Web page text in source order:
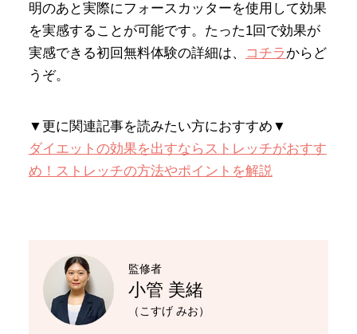
明のあと実際にフォースカッターを使用して効果
を実感することが可能です。たった1回で効果が
実感できる初回無料体験の詳細は、
コチラ からど
うぞ。
▼更に関連記事を読みたい方におすすめ▼
ダイエットの効果を出すならストレッチがおすす
め！ストレッチの方法やポイントを解説
監修者
小管 美緒
（こすげ みお）